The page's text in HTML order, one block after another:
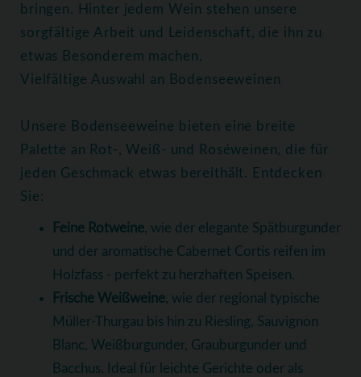
bringen. Hinter jedem Wein stehen unsere
sorgfältige Arbeit und Leidenschaft, die ihn zu
etwas Besonderem machen.
Vielfältige Auswahl an Bodenseeweinen
Unsere Bodenseeweine bieten eine breite
Palette an Rot-, Weiß- und Roséweinen, die für
jeden Geschmack etwas bereithält. Entdecken
Sie:
Feine Rotweine, wie der elegante Spätburgunder
und der aromatische Cabernet Cortis reifen im
Holzfass - perfekt zu herzhaften Speisen.
Frische Weißweine, wie der regional typische
Müller-Thurgau bis hin zu Riesling, Sauvignon
Blanc, Weißburgunder, Grauburgunder und
Bacchus. Ideal für leichte Gerichte oder als